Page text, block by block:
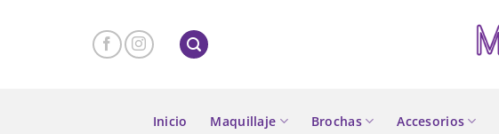
Inicio Maquillaje Brochas Accesorios